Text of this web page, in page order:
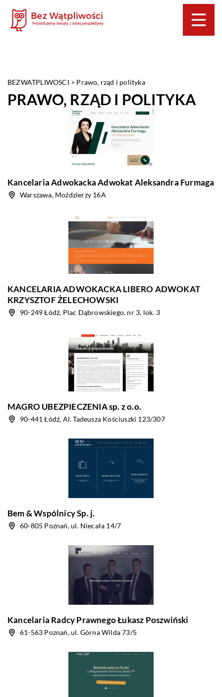
BEZWATPLIWOSCI > Prawo, rząd i polityka
PRAWO, RZĄD I POLITYKA
Kancelaria Adwokacka Adwokat Aleksandra Furmaga
Warszawa, Moździerzy 16A
KANCELARIA ADWOKACKA LIBERO ADWOKAT
KRZYSZTOF ŻELECHOWSKI
90-249 Łódź, Plac Dąbrowskiego, nr 3, lok. 3
MAGRO UBEZPIECZENIA sp. z o.o.
90-441 Łódź, Al. Tadeusza Kościuszki 123/307
Bem & Wspólnicy Sp. j.
60-805 Poznań, ul. Niecała 14/7
Kancelaria Radcy Prawnego Łukasz Poszwiński
61-563 Poznań, ul. Górna Wilda 73/5